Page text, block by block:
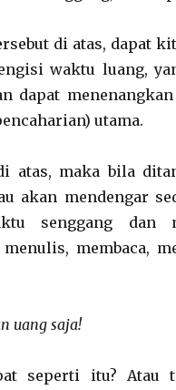
di atas, dapat
waktu luang,
dapat
utama.
atas, maka bila
akan mendengar
senggang dan
membaca,
uang saja!
seperti itu? Atau